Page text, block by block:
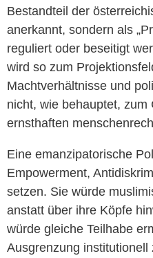
Bestandteil der
anerkannt, sondern als
reguliert oder beseitigt
wird so zum
Machtverhältnisse und
nicht, wie behauptet, zum
ernsthaften
Eine emanzipatorische
Empowerment,
setzen. Sie würde
anstatt über ihre Köpfe
würde gleiche Teilhabe
Ausgrenzung institutionell